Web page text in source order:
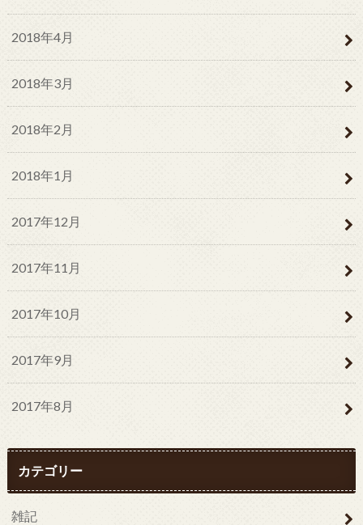
2018年4月
2018年3月
2018年2月
2018年1月
2017年12月
2017年11月
2017年10月
2017年9月
2017年8月
カテゴリー
雑記